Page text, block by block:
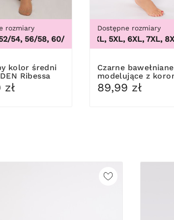
rozmiary
54, 56/58, 60/62 44/46, 48/50, 52/54, 56/58,
Ribessa
zł
Dostępne rozmiary
3XL, 4XL, 5XL, 6XL, 7XL,
Czarne bawełniane figi
modelujące z
89,99 zł